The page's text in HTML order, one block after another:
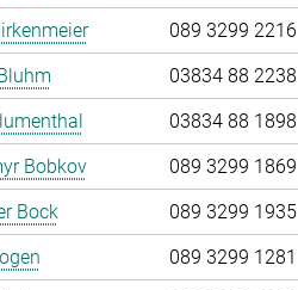
089 3299 2216
03834 88 2238
03834 88 1898
Bobkov
089 3299 1869
Bock
089 3299 1935
089 3299 1281